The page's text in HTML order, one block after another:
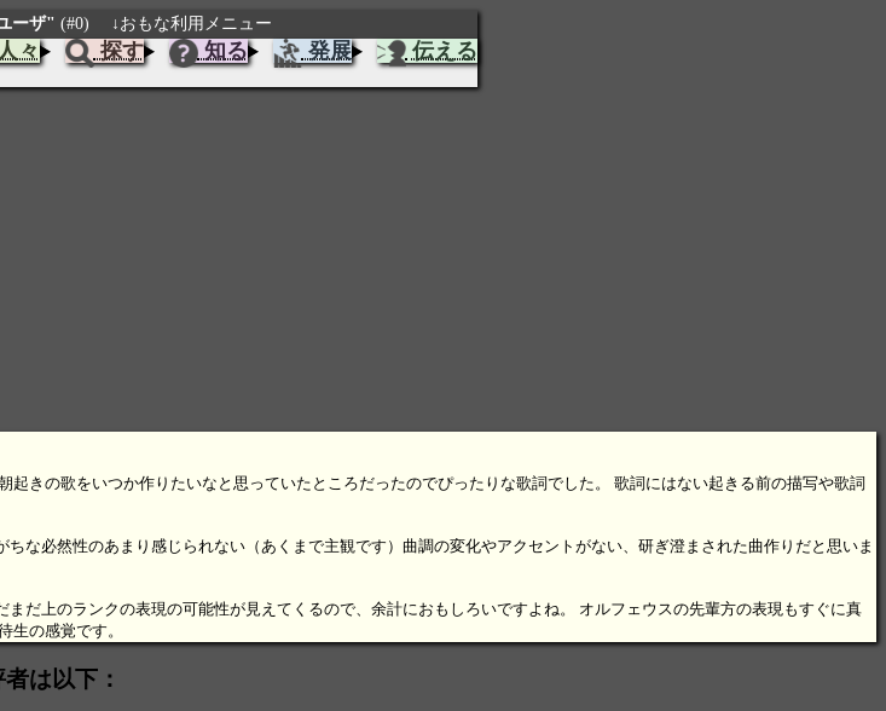
ーザ" (#0) ↓おもな利用メニュー
々 探す 知る 発展 伝える
きの歌をいつか作りたいなと思っていたところだったのでぴったりな歌詞でした。 歌詞にはない起きる前の描写や歌詞
必然性のあまり感じられない（あくまで主観です）曲調の変化やアクセントがない、研ぎ澄まされた曲作りだと思いま
だ上のランクの表現の可能性が見えてくるので、余計におもしろいですよね。 オルフェウスの先輩方の表現もすぐに真
生の感覚です。
は以下：